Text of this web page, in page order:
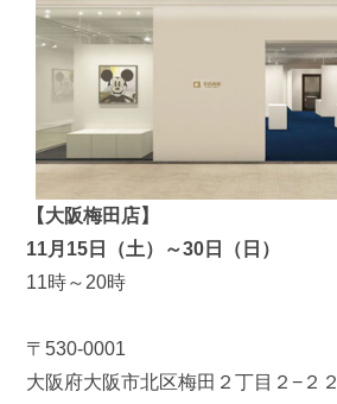
【大阪梅田店】
11月15日（土）～30日（日）
11時～20時
〒530-0001
大阪府大阪市北区梅田２丁目２−２２